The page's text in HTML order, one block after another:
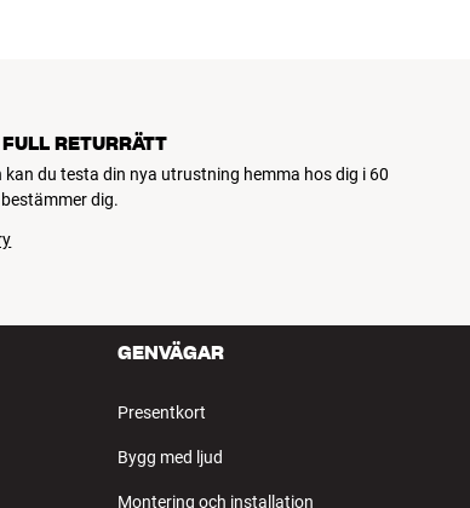
RETURRÄTT
kan du testa din nya utrustning hemma hos dig i 60
dig.
GENVÄGAR
Presentkort
Bygg med ljud
Montering och installation